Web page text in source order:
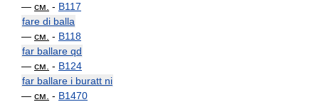
— см. - B117
fare di balla
— см. - B118
far ballare qd
— см. - B124
far ballare i buratt ni
— см. - B1470